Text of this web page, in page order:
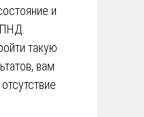
и
такую
вам